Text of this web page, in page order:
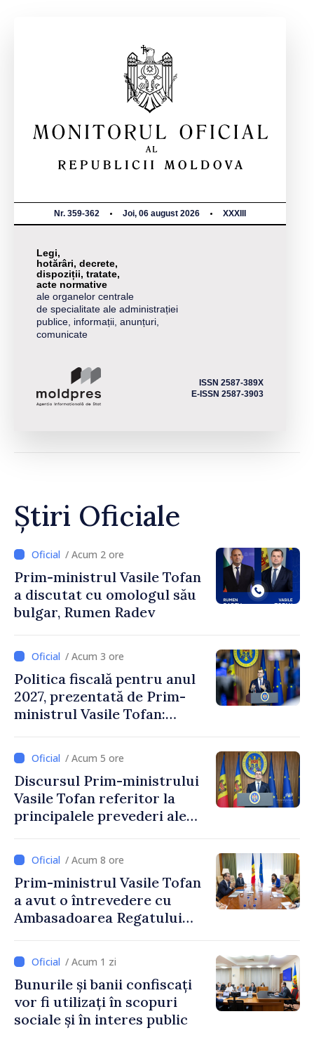
Nr. 359-362 Joi, 06 august 2026 XXXIII
Legi,
hotărâri, decrete,
dispoziții, tratate,
acte normative
ale organelor centrale
de specialitate ale administrației
publice, informații, anunțuri,
comunicate
ISSN 2587-389X
E-ISSN 2587-3903
Știri Oficiale
/ Acum 2 ore
Prim-ministrul Vasile Tofan
a discutat cu omologul său
bulgar, Rumen Radev
/ Acum 3 ore
Politica fiscală pentru anul
2027, prezentată de Prim-
ministrul Vasile Tofan:
stimularea investițiilor și o
taxare mai echitabilă
/ Acum 5 ore
Discursul Prim-ministrului
Vasile Tofan referitor la
principalele prevederi ale
2027
/ Acum 8 ore
Prim-ministrul Vasile Tofan
a avut o întrevedere cu
Ambasadoarea Regatului
Irlandei de Nord, Fern
Horine / Acum 1 zi
Bunurile și banii confiscați
vor fi utilizați în scopuri
sociale și în interes public